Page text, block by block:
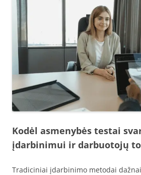
Kodėl asmenybės testai
įdarbinimui ir darbuotojų
Tradiciniai įdarbinimo metodai